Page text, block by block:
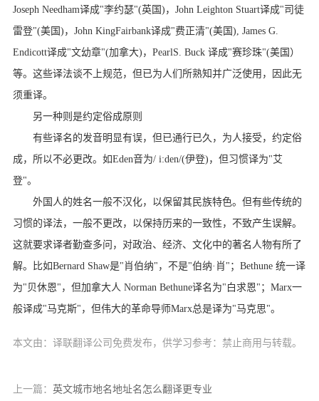
Joseph Needham译成"李约瑟"(英国 ) ， John Leighton Stuart译成"司徒
雷登"(美国 ) ， John KingFairbank译成"费正清"(美国 ), James G.
Endicott译成"文幼章"(加拿大) ， PearlS. Buck 译成"赛珍珠"(美国）
等。这些译法谈不上规范，但已为人们所熟知并广泛使用，因此无
须重译。
另一种则是约定俗成原则
有些译名的发音明显有误，但已通行已久，为人接受，约定俗
成，所以不必更改。如Eden音为/ i:den/(伊登) ，但习惯译为"艾
登"。
外国人的姓名一般不汉化，以保留其民族特色。但有些传统的
习惯的译法，一般不更改，以保持历来的一致性，不致产生误解。
这就要求译者勤查多问，对政治、经济、文化中的著名人物有所了
解。比如Bernard Shaw是" 肖伯纳" ，不是"伯纳·肖 " ； Bethune 统一译
为" 贝休恩" ，但加拿大人 Norman Bethune译名为" 白求恩" ； Marx一
般译成"马克斯" ，但伟大的革命导师Marx总是译为"马克思"。
本文由：译联翻译公司免费发布，供学习参考：禁止商用与转载。
上一篇： 英文城市地名地址名怎么翻译更专业